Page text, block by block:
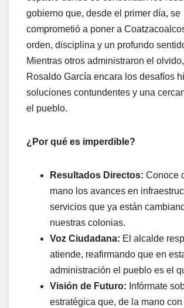
gobierno que, desde el primer día, se
comprometió a poner a
orden, disciplina y un profundo
Mientras otros administraron el
Rosaldo García encara los desafíos
soluciones contundentes y una
el pueblo.
¿Por qué es imperdible?
Resultados Directos: Conoce
mano los avances en
servicios que ya están
nuestras colonias.
Voz Ciudadana: El alcalde
atiende, reafirmando que en
administración el pueblo es el
Visión de Futuro: Infórmate
estratégica que, de la mano